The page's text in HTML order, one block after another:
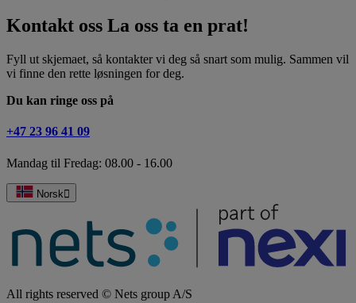
Kontakt oss La oss ta en prat!
Fyll ut skjemaet, så kontakter vi deg så snart som mulig. Sammen vil
vi finne den rette løsningen for deg.
Du kan ringe oss på
+47 23 96 41 09
Mandag til Fredag: 08.00 - 16.00
Norsk
All rights reserved © Nets group A/S